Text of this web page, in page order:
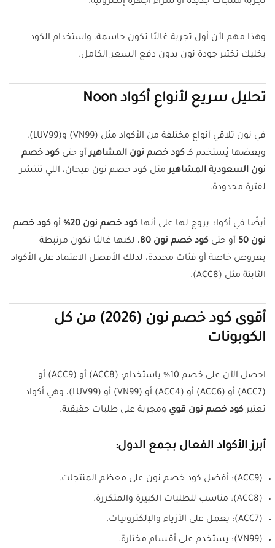
وهذا مهم لأن أول تجربة غالبًا تكون حاسمة، واستخدام الكود
يخليك تختبر جودة نون بدون دفع السعر الكامل.
تحليل سريع لأنواع أكواد Noon
في نون تلاقي أنواع مختلفة من الأكواد مثل (VN99) و(LUV99)،
وبعضها يُستخدم كـكود خصم نون المشاهيرأو حتى كود خصم
نون السعودية المشاهيرمثل كود خصم نون فيحان، اللي تنتشر
لفترة محدودة.
أيضًا في أكواد يروج لها على أنها كود خصم نون 20% أو كود خصم
نون 50
أو حتى كود خصم نون 80
، لكنها غالبًا تكون مرتبطة
بعروض خاصة أو فئات محددة، لذلك الأفضل الاعتماد على الأكواد
الثابتة مثل (ACC8).
أقوى كود خصم نون (2026) من كل
الكوبونات
احصل الآن على خصم 10% باستخدام: (ACC8) أو (ACC9) أو
(ACC7) أو (ACC6) أو (ACC4) أو (VN99) أو (LUV99)، وهي أكواد
تعتبركود خصم نون قوي ومجربة على طلبات حقيقية.
أبرز الأكواد الفعال بجمع الدول:
(ACC9): أفضل كود خصم نون على معظم المنتجات.
(ACC8): مناسب للطلبات الكبيرة والمتكررة.
(ACC7): يعمل على الأزياء والإلكترونيات.
(VN99): يستخدم على أقسام مختارة.